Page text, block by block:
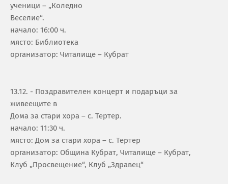
ученици – „Коледно
Веселие“.
начало: 16:00 ч.
място: Библиотека
организатор: Читалище – Кубрат
13.12. - Поздравителен концерт и подаръци за
живеещите в
Дома за стари хора – с. Тертер.
начало: 11:30 ч.
място: Дом за стари хора – с. Тертер
организатор: Община Кубрат, Читалище – Кубрат,
Клуб „Просвещение“, Клуб „Здравец“